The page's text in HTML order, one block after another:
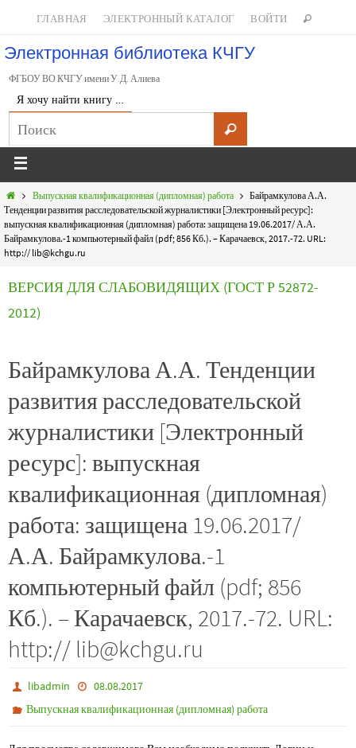
ГЛАВНАЯ ЭЛЕКТРОННЫЙ КАТАЛОГ ВОЙТИ
Электронная библиотека КЧГУ
ФГБОУ ВО КЧГУ имени У.Д. Алиева
Я хочу найти книгу …
Выпускная квалификационная (дипломная) работа
Байрамкулова А.А.
Тенденции развития расследовательской журналистики [Электронный ресурс]:
выпускная квалификационная (дипломная) работа: защищена 19.06.2017/ А.А.
Байрамкулова.-1 компьютерный файл (pdf; 856 Кб.). – Карачаевск, 2017.-72. URL:
http:// lib@kchgu.ru
ВЕРСИЯ ДЛЯ СЛАБОВИДЯЩИХ (ГОСТ Р 52872-
2012)
Байрамкулова А.А. Тенденции
развития расследовательской
журналистики [Электронный
ресурс]: выпускная
квалификационная (дипломная)
работа: защищена 19.06.2017/
А.А. Байрамкулова.-1
компьютерный файл (pdf; 856
Кб.). – Карачаевск, 2017.-72. URL:
http:// lib@kchgu.ru
libadmin
08.08.2017
Выпускная квалификационная (дипломная) работа